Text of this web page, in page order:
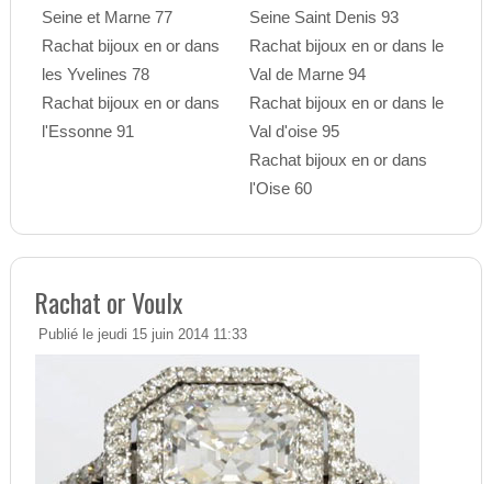
Seine et Marne 77
Rachat bijoux en or dans
les Yvelines 78
Rachat bijoux en or dans
l'Essonne 91
Seine Saint Denis 93
Rachat bijoux en or dans le
Val de Marne 94
Rachat bijoux en or dans le
Val d'oise 95
Rachat bijoux en or dans
l'Oise 60
Rachat or Voulx
Publié le jeudi 15 juin 2014 11:33